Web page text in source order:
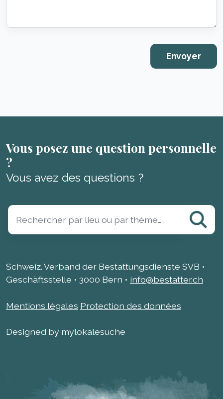
Vous posez une question personnelle
?
Vous avez des questions ?
Schweiz. Verband der Bestattungsdienste SVB •
Geschäftsstelle • 3000 Bern • info@bestatter.ch
Mentions légales Protection des données
Designed by mylokalesuche